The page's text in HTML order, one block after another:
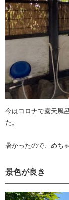
今はコロナで露天風
た。
暑かったので、めち
景色が良き